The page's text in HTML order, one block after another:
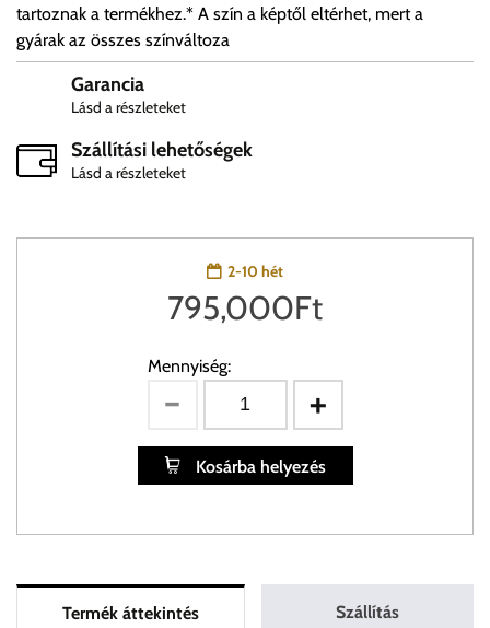
tartoznak a termékhez.* A szín a képtől eltérhet, mert a
gyárak az összes színváltoza
Garancia
Lásd a részleteket
Szállítási lehetőségek
Lásd a részleteket
2-10 hét
795,000Ft
Mennyiség:
Kosárba helyezés
Termék áttekintés Szállítás